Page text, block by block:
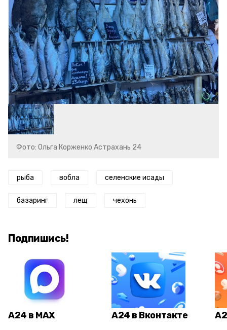
Фото: Ольга Корженко Астрахань 24
рыба вобла селенские исады
базаринг лещ чехонь
Подпишись!
А24 в MAX А24 в Вконтакте